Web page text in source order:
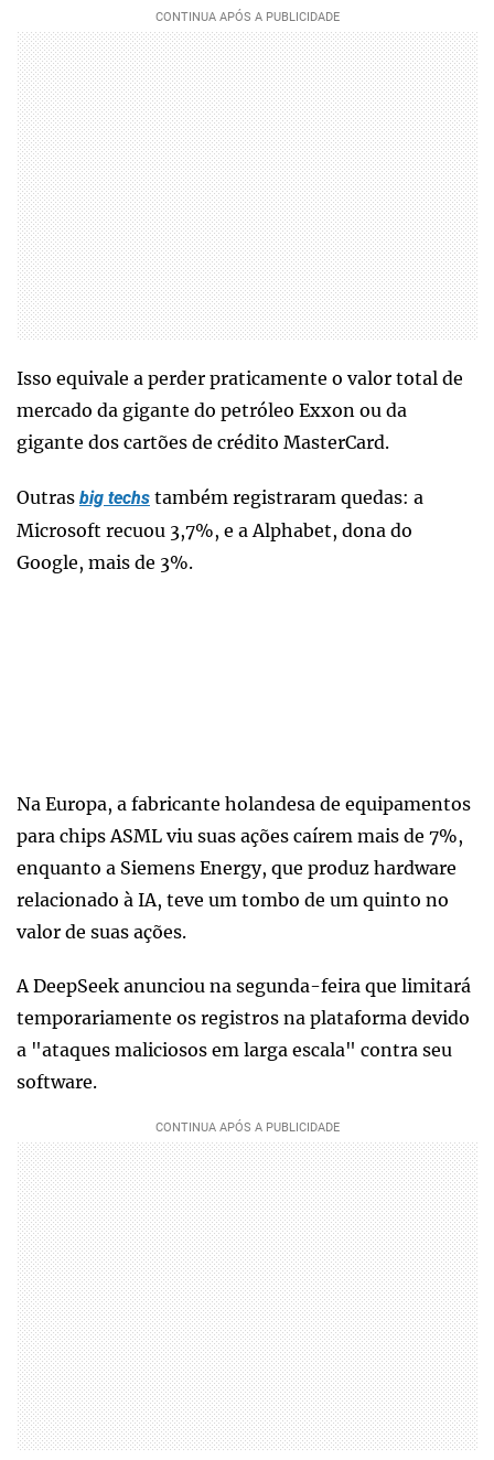
Isso equivale a perder praticamente o valor total de
mercado da gigante do petróleo Exxon ou da
gigante dos cartões de crédito MasterCard.
Outras big techs também registraram quedas: a
Microsoft recuou 3,7%, e a Alphabet, dona do
Google, mais de 3%.
Na Europa, a fabricante holandesa de equipamentos
para chips ASML viu suas ações caírem mais de 7%,
enquanto a Siemens Energy, que produz hardware
relacionado à IA, teve um tombo de um quinto no
valor de suas ações.
A DeepSeek anunciou na segunda-feira que limitará
temporariamente os registros na plataforma devido
a "ataques maliciosos em larga escala" contra seu
software.